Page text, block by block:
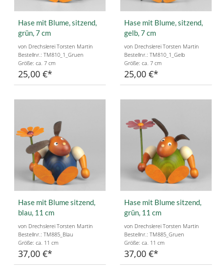
Hase mit Blume, sitzend,
grün, 7 cm
von Drechslerei Torsten Martin
Bestellnr.: TM810_1_Gruen
Größe: ca. 7 cm
25,00 €
Hase mit Blume, sitzend,
gelb, 7 cm
von Drechslerei Torsten Martin
Bestellnr.: TM810_1_Gelb
Größe: ca. 7 cm
25,00 €
Hase mit Blume sitzend,
blau, 11 cm
von Drechslerei Torsten Martin
Bestellnr.: TM885_Blau
Größe: ca. 11 cm
37,00 €
Hase mit Blume sitzend,
grün, 11 cm
von Drechslerei Torsten Martin
Bestellnr.: TM885_Gruen
Größe: ca. 11 cm
37,00 €